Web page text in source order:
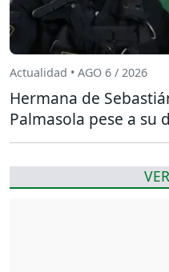
Actualidad • AGO 6 / 2026
Hermana de
Palmasola pese a su